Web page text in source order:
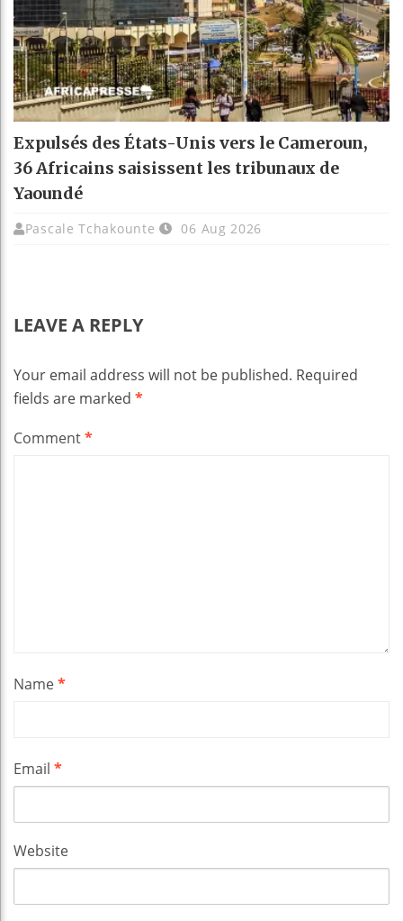
Expulsés des États-Unis vers le Cameroun,
36 Africains saisissent les tribunaux de
Yaoundé
Pascale Tchakounte 06 Aug 2026
LEAVE A REPLY
Your email address will not be published. Required
fields are marked *
Comment*
Name*
Email *
Website